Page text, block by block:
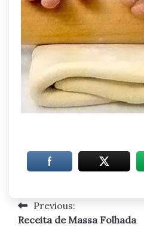
Navegação
Previous:
Receita de Massa Folhada